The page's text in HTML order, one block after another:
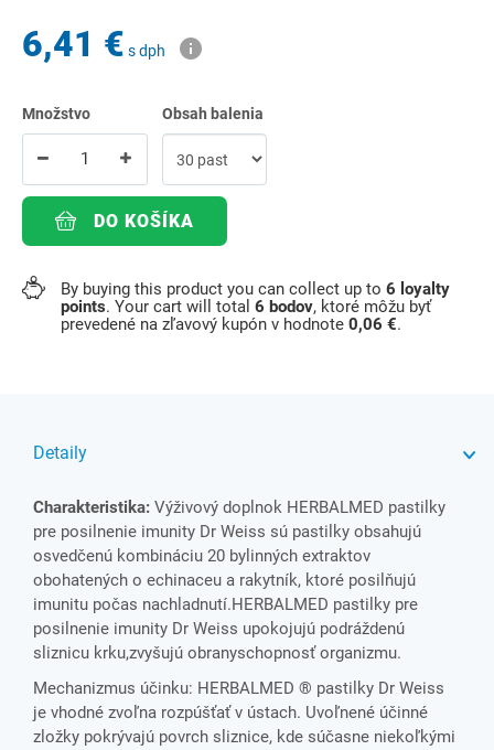
6,41 € s dph
Množstvo Obsah balenia
DO KOŠÍKA
By buying this product you can collect up to 6 loyalty
points. Your cart will total 6 bodov, ktoré môžu byť
prevedené na zľavový kupón v hodnote 0,06 €.
Detaily
Charakteristika: Výživový doplnok HERBALMED pastilky
pre posilnenie imunity Dr Weiss sú pastilky obsahujú
osvedčenú kombináciu 20 bylinných extraktov
obohatených o echinaceu a rakytník, ktoré posilňujú
imunitu počas nachladnutí.HERBALMED pastilky pre
posilnenie imunity Dr Weiss upokojujú podráždenú
sliznicu krku,zvyšujú obranyschopnosť organizmu.
Mechanizmus účinku: HERBALMED ® pastilky Dr Weiss
je vhodné zvoľna rozpúšťať v ústach. Uvoľnené účinné
zložky pokrývajú povrch sliznice, kde súčasne niekoľkými